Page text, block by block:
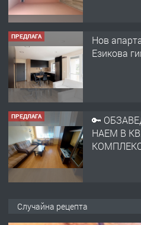
ПРЕДЛАГА
🔑
НАЕМ В
ПРЕДЛАГА
НАПЪЛНО
Случайна рецепта